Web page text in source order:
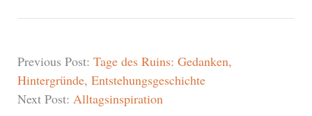
Previous Post: Tage des Ruins: Gedanken,
Hintergründe, Entstehungsgeschichte
Next Post: Alltagsinspiration